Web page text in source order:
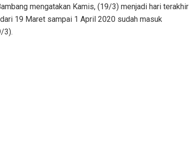
mengatakan Kamis, (19/3) menjadi hari terakhir
19 Maret sampai 1 April 2020 sudah masuk
3).